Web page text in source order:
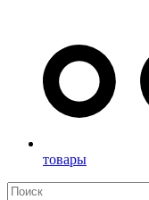
товары